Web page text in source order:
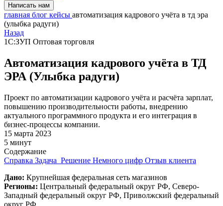
Написать нам
главная блог кейсы автоматизация кадрового учёта в тд эра
(улыбка радуги)
Назад
1С:ЗУП Оптовая торговля
Автоматизация кадрового учёта в ТД
ЭРА (Улыбка радуги)
Проект по автоматизации кадрового учёта и расчёта зарплат,
повышению производительности работы, внедрению
актуального программного продукта и его интеграция в
бизнес-процессы компании.
15 марта 2023
5 минут
Содержание
Справка Задача Решение Немного цифр Отзыв клиента
Дано: Крупнейшая федеральная сеть магазинов
Регионы: Центральный федеральный округ РФ, Северо-
Западный федеральный округ РФ, Приволжский федеральный
округ РФ